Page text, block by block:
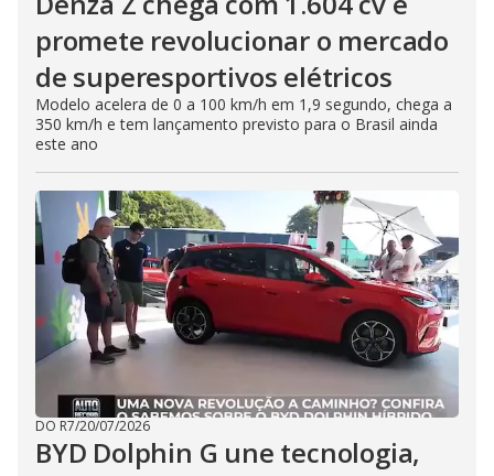
promete revolucionar o mercado
de superesportivos elétricos
Modelo acelera de 0 a 100 km/h em 1,9 segundo, chega a
350 km/h e tem lançamento previsto para o Brasil ainda
este ano
DO R7/20/07/2026
BYD Dolphin G une tecnologia,